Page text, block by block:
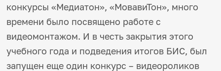
конкурсы «Медиатон», «МовавиТон», много
времени было посвящено работе с
видеомонтажом. И в честь закрытия этого
учебного года и подведения итогов БИС, был
запущен еще один конкурс – видеороликов